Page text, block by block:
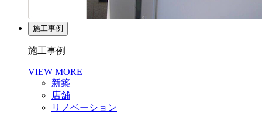
施工事例
施工事例
VIEW MORE
新築
店舗
リノベーション